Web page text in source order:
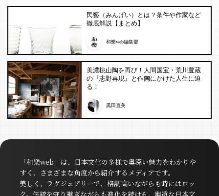
民藝（みんげい）とは？条件や作家など
徹底解説【まとめ】
和樂web編集部
美濃桃山陶を再び！人間国宝・荒川豊蔵
の『志野再現』と作陶にかけた人生に迫
る！
黒田直美
「和樂web」は、日本文化の多様で奥深い魅力をわかりや
すく、さまざまな角度から紹介するメディアです。
美しく、ラグジュアリーで、格調高いながらも時にはロッ
ク。伝統を守り継ぎながらも進化を続ける、幽遠な日本文